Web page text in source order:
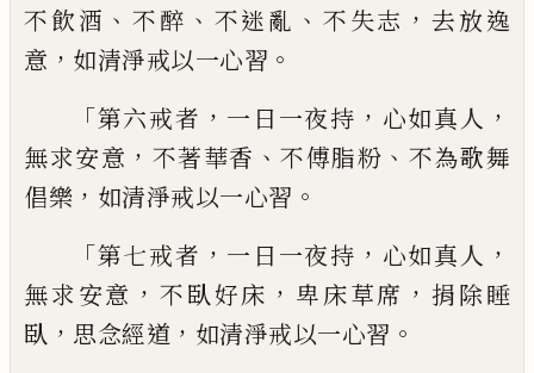
不飲酒 、不醉 、 不迷亂 、 不失志 ， 去放逸
意 ， 如清淨戒以一心習 。
「第六戒者 ， 一日一夜持 ， 心如真人 ，
無求安意 ， 不著華香 、不傅脂粉 、 不為歌舞
倡樂 ， 如清淨戒以一心習 。
「第七戒者 ， 一日一夜持 ， 心如真人 ，
無求安意 ， 不臥好床 ， 卑床草席 ， 捐除睡
臥 ， 思念經道 ， 如清淨戒以一心習 。